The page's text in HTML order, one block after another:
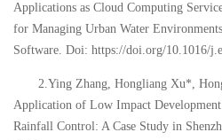
Applications as Cloud Computing
for Managing Urban Water
Software. Doi: https://doi.org/10.1016/
2.Ying Zhang, Hongliang Xu*,
Application of Low Impact
Rainfall Control: A Case Study in